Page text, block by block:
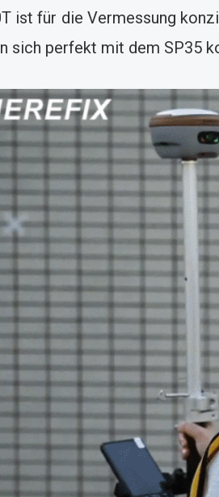
ist für die Vermessung
sich perfekt mit dem SP35